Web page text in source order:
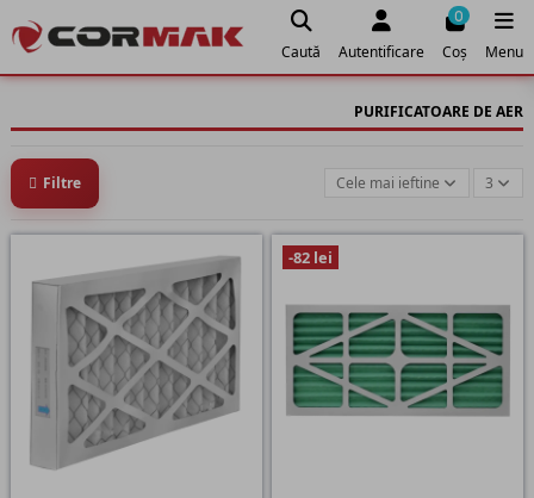
Caută Autentificare
0
Coș Menu
PURIFICATOARE DE AER
Filtre Cele mai ieftine 3
-82 lei